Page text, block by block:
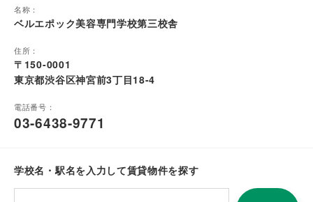
名称：
ベルエポック美容専門学校第三校舎
住所：
〒150-0001
東京都渋谷区神宮前3丁目18-4
電話番号：
03-6438-9771
学校名・駅名を入力して賃貸物件を探す